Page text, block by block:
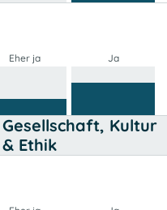
Eher ja Ja
Gesellschaft, Kultur
& Ethik